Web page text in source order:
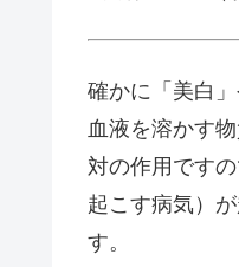
確かに「美白
血液を溶かす
対の作用ですの
起こす病気）
す。